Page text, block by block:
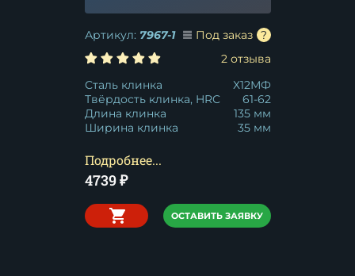
Артикул: 7967-1
Под заказ
2 отзыва
Сталь клинка
Х12МФ
Твёрдость клинка, HRC
61-62
Длина клинка
135 мм
Ширина клинка
35 мм
Подробнее...
4739₽
ОСТАВИТЬ ЗАЯВКУ